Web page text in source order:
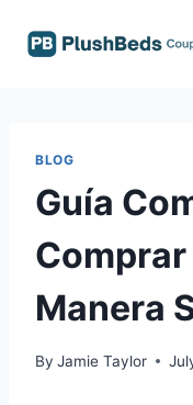
BLOG
Guía
Manera
By Jamie Taylor